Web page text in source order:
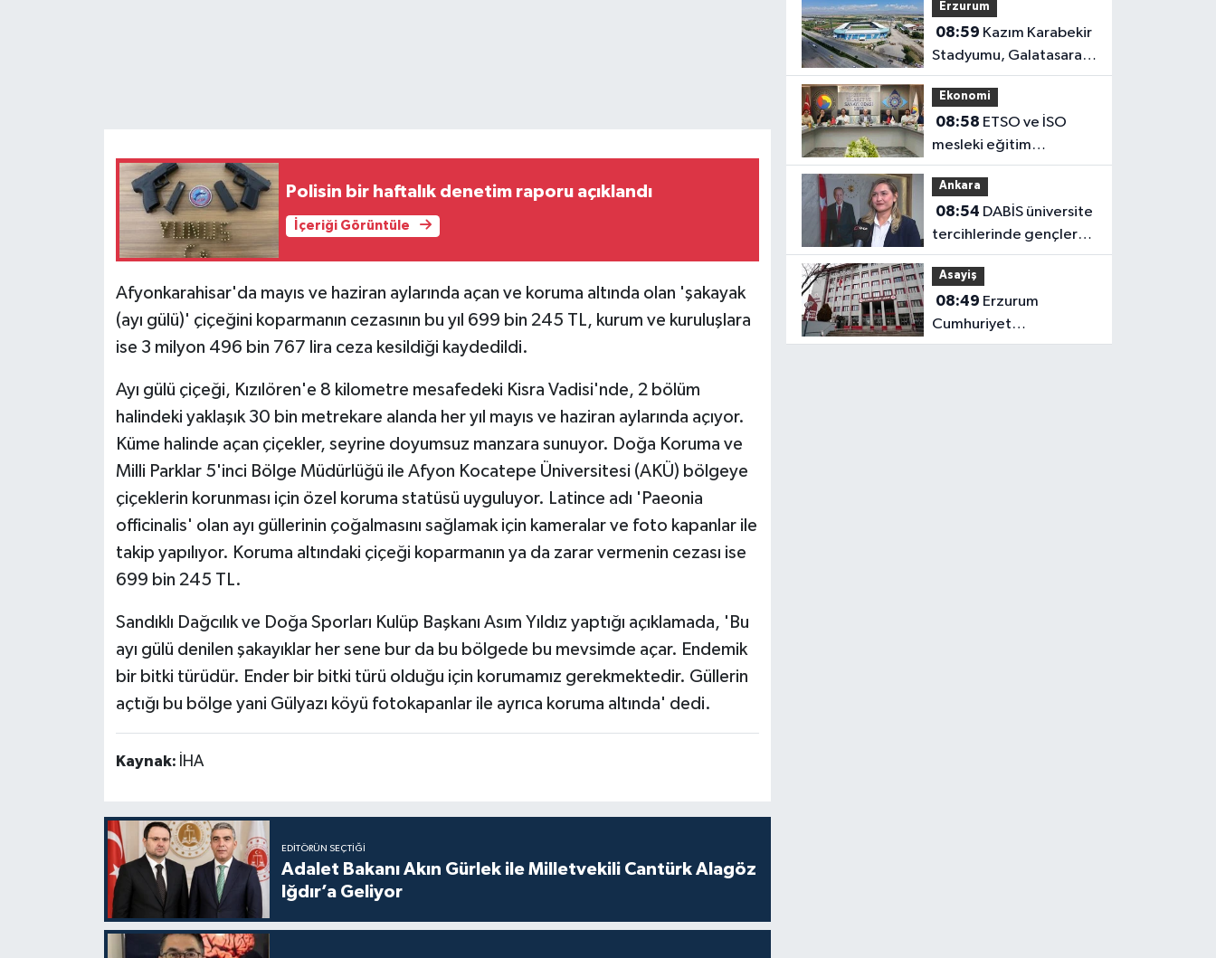
Polisin bir haftalık denetim raporu açıklandı
İçeriği Görüntüle
Afyonkarahisar'da mayıs ve haziran aylarında açan ve koruma altında olan 'şakayak
(ayı gülü)' çiçeğini koparmanın cezasının bu yıl 699 bin 245 TL, kurum ve kuruluşlara
ise 3 milyon 496 bin 767 lira ceza kesildiği kaydedildi.
Ayı gülü çiçeği, Kızılören'e 8 kilometre mesafedeki Kisra Vadisi'nde, 2 bölüm
halindeki yaklaşık 30 bin metrekare alanda her yıl mayıs ve haziran aylarında açıyor.
Küme halinde açan çiçekler, seyrine doyumsuz manzara sunuyor. Doğa Koruma ve
Milli Parklar 5'inci Bölge Müdürlüğü ile Afyon Kocatepe Üniversitesi (AKÜ) bölgeye
çiçeklerin korunması için özel koruma statüsü uyguluyor. Latince adı 'Paeonia
officinalis' olan ayı güllerinin çoğalmasını sağlamak için kameralar ve foto kapanlar ile
takip yapılıyor. Koruma altındaki çiçeği koparmanın ya da zarar vermenin cezası ise
699 bin 245 TL.
Sandıklı Dağcılık ve Doğa Sporları Kulüp Başkanı Asım Yıldız yaptığı açıklamada, 'Bu
ayı gülü denilen şakayıklar her sene bur da bu bölgede bu mevsimde açar. Endemik
bir bitki türüdür. Ender bir bitki türü olduğu için korumamız gerekmektedir. Güllerin
açtığı bu bölge yani Gülyazı köyü fotokapanlar ile ayrıca koruma altında' dedi.
Kaynak: İHA
EDITÖRÜN SEÇTIĞI
Adalet Bakanı Akın Gürlek ile Milletvekili Cantürk Alagöz
Iğdır’a Geliyor
Erzurum
08:59
Stadyumu, Galatasaray
maçıyla tam kapasiteyle
kapılarını açacak
Ekonomi
08:58
mesleki eğitim
protokolü kapsamında
yürütme kurulu toplandı
Ankara
08:54
tercihlerinde gençlere
veriye dayalı rehberlik
sunuyor
Asayiş
08:49
Cumhuriyet
Başsavcılığı'ndan